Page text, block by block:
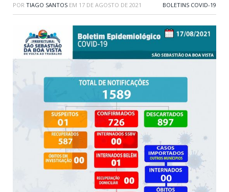
POR TIAGO SANTOS EM 17 DE AGOSTO DE 2021 BOLETINS COVID-19